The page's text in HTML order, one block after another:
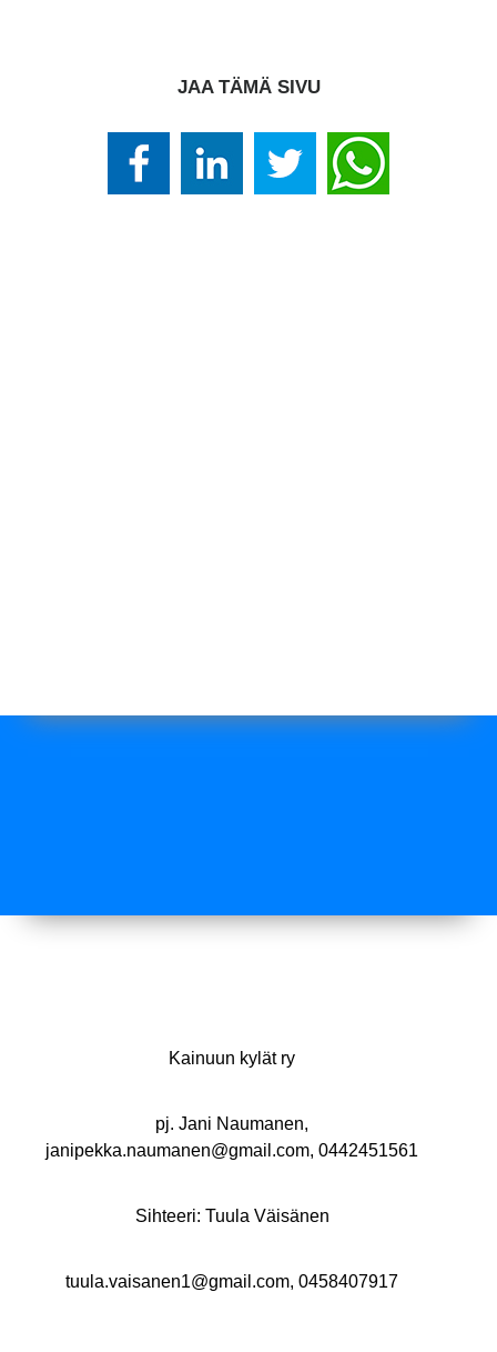
JAA TÄMÄ SIVU
Kainuun kylät ry
pj. Jani Naumanen,
janipekka.naumanen@gmail.com, 0442451561
Sihteeri: Tuula Väisänen
tuula.vaisanen1@gmail.com, 0458407917